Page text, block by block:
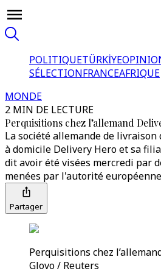
POLITIQUETÜRKİYE
SÉLECTIONFRANCEAFRIQUE
MONDE
2 MIN DE LECTURE
Perquisitions chez l’allemand
La société allemande de livraison
à domicile Delivery Hero et sa
dit avoir été visées mercredi par
menées par l'autorité
Partager
Perquisitions chez
Glovo / Reuters